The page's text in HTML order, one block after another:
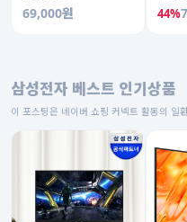
69,000원 44%
삼성전자 베스트 인기상품
이 포스팅은 네이버 쇼핑 커넥트 활동의 일